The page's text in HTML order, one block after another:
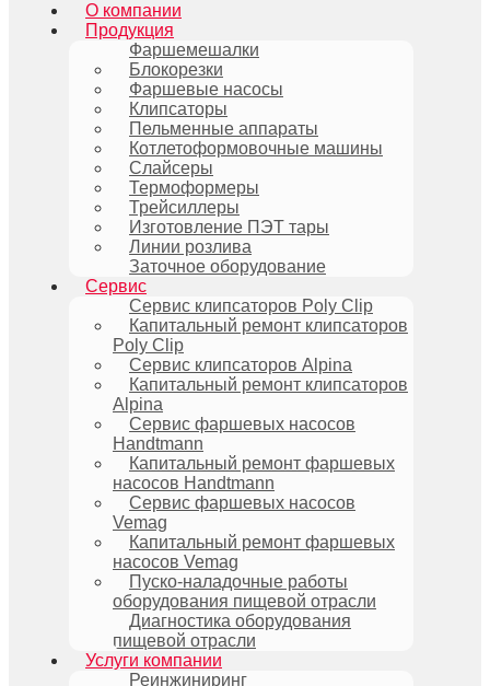
О компании
Продукция
Фаршемешалки
Блокорезки
Фаршевые насосы
Клипсаторы
Пельменные аппараты
Котлетоформовочные машины
Слайсеры
Термоформеры
Трейсиллеры
Изготовление ПЭТ тары
Линии розлива
Заточное оборудование
Сервис
Сервис клипсаторов Poly Clip
Капитальный ремонт клипсаторов
Poly Clip
Сервис клипсаторов Alpina
Капитальный ремонт клипсаторов
Alpina
Сервис фаршевых насосов
Handtmann
Капитальный ремонт фаршевых
насосов Handtmann
Сервис фаршевых насосов
Vemag
Капитальный ремонт фаршевых
насосов Vemag
Пуско-наладочные работы
оборудования пищевой отрасли
Диагностика оборудования
пищевой отрасли
Услуги компании
Реинжиниринг